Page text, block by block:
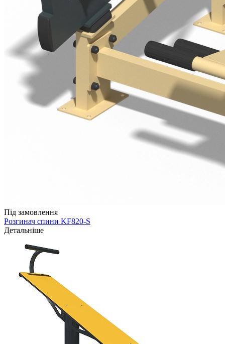
Під замовлення
Розгинач спини KF820-S
Детальніше